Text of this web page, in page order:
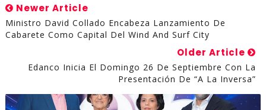
Newer Article
Ministro David Collado Encabeza Lanzamiento De
Cabarete Como Capital Del Wind And Surf City
Older Article
Edanco Inicia El Domingo 26 De Septiembre Con La
Presentación De “A La Inversa”